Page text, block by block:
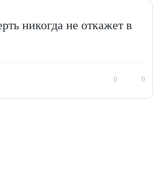
никогда не откажет в
0 0